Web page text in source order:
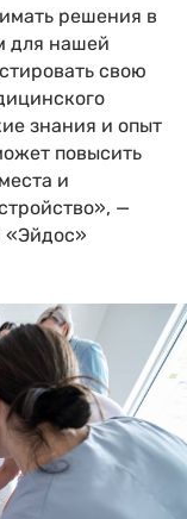
решения в
для нашей
свою
знания и опыт
повысить
и
—
«Эйдос»